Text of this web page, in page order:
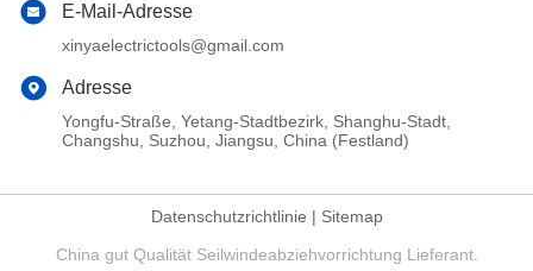
E-Mail-Adresse
xinyaelectrictools@gmail.com
Adresse
Yongfu-Straße, Yetang-Stadtbezirk, Shanghu-Stadt,
Changshu, Suzhou, Jiangsu, China (Festland)
Datenschutzrichtlinie | Sitemap
China gut Qualität Seilwindeabziehvorrichtung Lieferant.